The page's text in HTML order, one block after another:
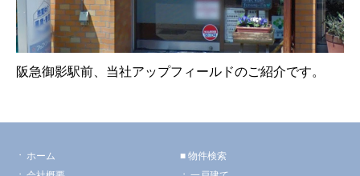
阪急御影駅前、当社アップフィールドのご紹介です。
ホーム
物件検索